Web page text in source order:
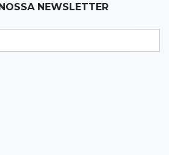
avança na advocacia e
“cemitério de Nando”
NEWSLETTER